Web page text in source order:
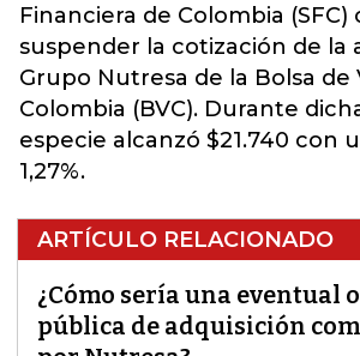
Financiera de Colombia (SFC)
suspender la cotización de la
Grupo Nutresa de la Bolsa de
Colombia (BVC). Durante
especie alcanzó $21.740 con
1,27%.
ARTÍCULO RELACIONADO
¿Cómo sería una eventual
pública de adquisición